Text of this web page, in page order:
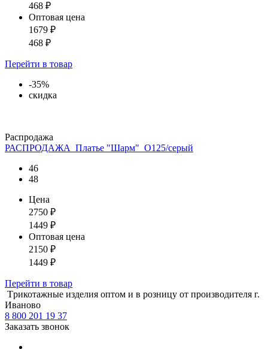
468 ₽
Оптовая цена
1679 ₽
468 ₽
Перейти в товар
-35%
скидка
Распродажа
РАСПРОДАЖА_Платье "Шарм"_О125/серый
46
48
Цена
2750 ₽
1449 ₽
Оптовая цена
2150 ₽
1449 ₽
Перейти в товар
Tрикотажные изделия оптом и в розницу от производителя г.
Иваново
8 800 201 19 37
Заказать звонок